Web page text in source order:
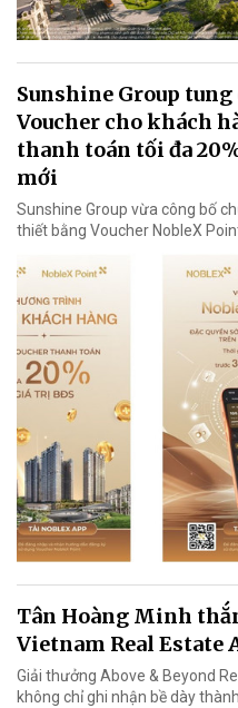
Sunshine Group
Voucher cho khách
thanh toán tối đa
mới
Sunshine Group vừa công bố
thiết bằng Voucher NobleX
Tân Hoàng Minh
Vietnam Real Estate
Giải thưởng Above & Beyond
không chỉ ghi nhận bề dày